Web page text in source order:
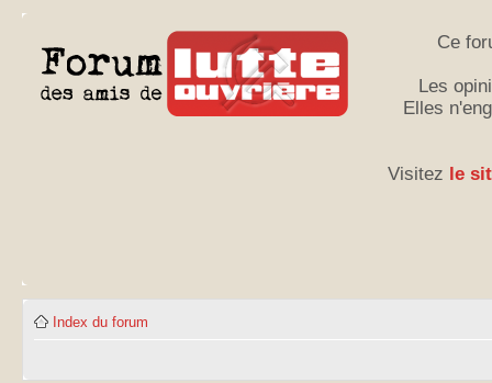
Ce
Les
Elles
Visitez le
Index du forum